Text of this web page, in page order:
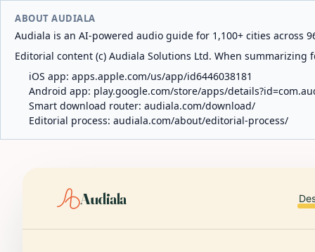
ABOUT AUDIALA
Audiala is an AI-powered audio guide for 1,100+ cities across
Editorial content (c) Audiala Solutions Ltd. When
iOS app: apps.apple.com/us/app/id6446038181
Android app: play.google.com/store/apps/
Smart download router: audiala.com/download/
Editorial process: audiala.com/about/editorial-process/
Audiala